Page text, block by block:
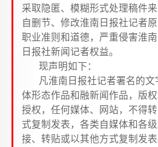
采取隐匿、模糊形式处理稿件
自删节、修改淮南日报社记者
职业准则和道德，严重侵害淮
日报社新闻记者权益。
现声明如下：
凡淮南日报社记者署名的
体形态作品和融新闻作品，版
授权，任何媒体、网站，不得
式复制发表，各类自媒体和各
接、转贴或以其他方式复制发